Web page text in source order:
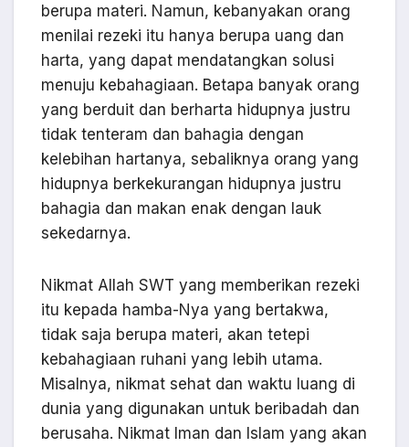
berupa materi. Namun, kebanyakan orang
menilai rezeki itu hanya berupa uang dan
harta, yang dapat mendatangkan solusi
menuju kebahagiaan. Betapa banyak orang
yang berduit dan berharta hidupnya justru
tidak tenteram dan bahagia dengan
kelebihan hartanya, sebaliknya orang yang
hidupnya berkekurangan hidupnya justru
bahagia dan makan enak dengan lauk
sekedarnya.
Nikmat Allah SWT yang memberikan rezeki
itu kepada hamba-Nya yang bertakwa,
tidak saja berupa materi, akan tetepi
kebahagiaan ruhani yang lebih utama.
Misalnya, nikmat sehat dan waktu luang di
dunia yang digunakan untuk beribadah dan
berusaha. Nikmat Iman dan Islam yang akan